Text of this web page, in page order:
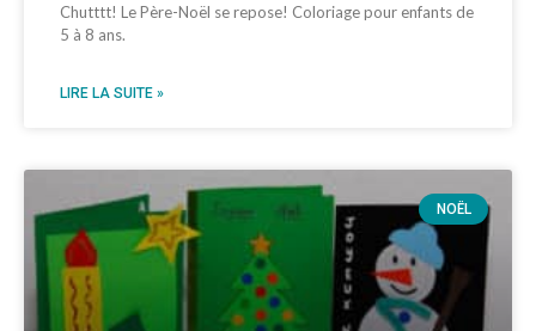
Chutttt! Le Père-Noël se repose! Coloriage pour enfants de
5 à 8 ans.
LIRE LA SUITE »
NOËL